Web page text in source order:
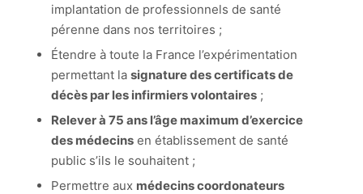
implantation de professionnels de santé
pérenne dans nos territoires ;
Étendre à toute la France l’expérimentation
permettant la signature des certificats de
décès par les infirmiers volontaires;
Relever à 75 ans l’âge maximum d’exercice
des médecinsen établissement de santé
public s’ils le souhaitent ;
Permettre aux médecins coordonateurs